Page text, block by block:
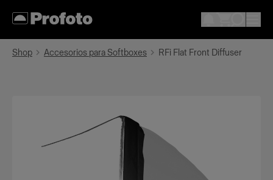
Shop Accesorios para Softboxes RFi Flat Front Diffuser